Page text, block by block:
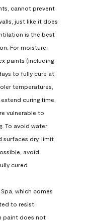
cannot prevent
just like it does
is the best
For moisture
paints (including
to fully cure at
temperatures,
curing time.
vulnerable to
To avoid water
surfaces dry, limit
avoid
cured.
which comes
to resist
paint does not